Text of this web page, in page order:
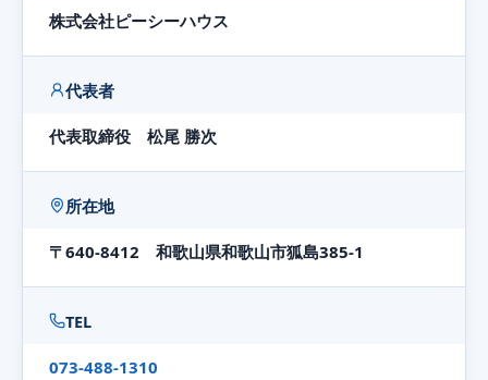
株式会社ピーシーハウス
代表者
代表取締役 松尾 勝次
所在地
〒640-8412 和歌山県和歌山市狐島385-1
TEL
073-488-1310